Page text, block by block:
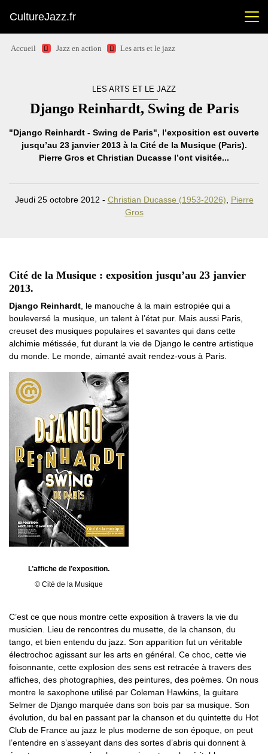
CultureJazz.fr
Accueil Jazz en action Les arts et le jazz
LES ARTS ET LE JAZZ
Django Reinhardt, Swing de Paris
"Django Reinhardt - Swing de Paris", l’exposition est ouverte
jusqu’au 23 janvier 2013 à la Cité de la Musique (Paris).
Pierre Gros et Christian Ducasse l’ont visitée...
Jeudi 25 octobre 2012 - Christian Ducasse (1953-2026)
Pierre
Gros
Cité de la Musique : exposition jusqu’au 23 janvier
2013.
Django Reinhardt , le manouche à la main estropiée qui a
bouleversé la musique, un talent à l’état pur. Mais aussi Paris,
creuset des musiques populaires et savantes qui dans cette
alchimie métissée, fut durant la vie de Django le centre artistique
du monde. Le monde, aimanté avait rendez-vous à Paris.
L’affiche de l’exposition.
© Cité de la Musique
C’est ce que nous montre cette exposition à travers la vie du
musicien. Lieu de rencontres du musette, de la chanson, du
tango, et bien entendu du jazz. Son apparition fut un véritable
électrochoc agissant sur les arts en général. Ce choc, cette vie
foisonnante, cette explosion des sens est retracée à travers des
affiches, des photographies, des peintures, des poèmes. On nous
montre le saxophone utilisé par Coleman Hawkins, la guitare
Selmer de Django marquée dans son bois par sa musique. Son
évolution, du bal en passant par la chanson et du quintette du Hot
Club de France au jazz le plus moderne de son époque, on peut
l’entendre en s’asseyant dans des sortes d’abris qui donnent à